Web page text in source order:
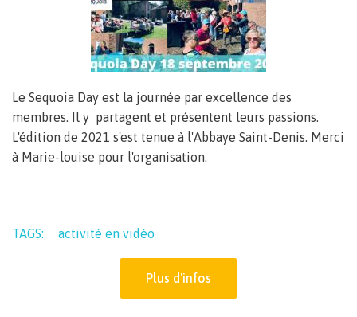
Le Sequoia Day est la journée par excellence des
membres. Il y partagent et présentent leurs passions.
L'édition de 2021 s'est tenue à l'Abbaye Saint-Denis. Merci
à Marie-louise pour l'organisation.
TAGS: activité en vidéo
Plus d'infos